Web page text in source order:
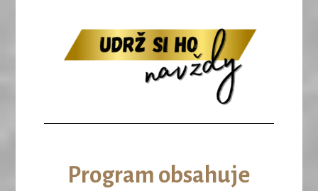
Program obsahuje